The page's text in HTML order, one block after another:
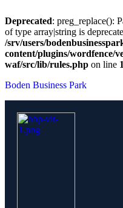
Deprecated: preg_replace():
of type array|string is
/srv/users/
content/plugins/wordfence/
waf/src/lib/rules.php on line
Boden Business Park